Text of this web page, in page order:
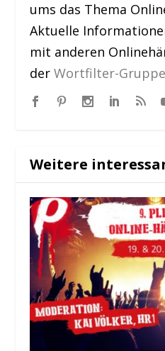
ums das Thema
Aktuelle
mit anderen
derWortfilter-
Weitere